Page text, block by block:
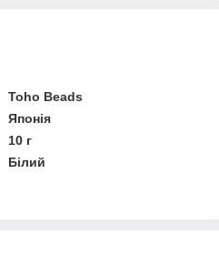
Toho Beads
Японія
10 г
Білий